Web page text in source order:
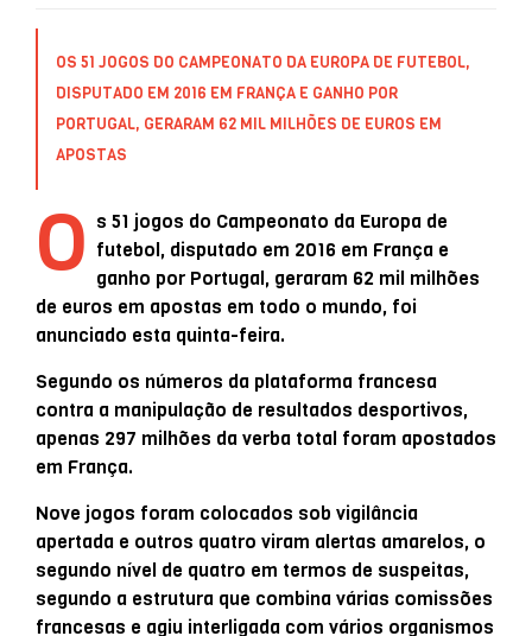
OS 51 JOGOS DO CAMPEONATO DA EUROPA DE FUTEBOL,
DISPUTADO EM 2016 EM FRANÇA E GANHO POR
PORTUGAL, GERARAM 62 MIL MILHÕES DE EUROS EM
APOSTAS
O s 51 jogos do Campeonato da Europa de
futebol, disputado em 2016 em França e
ganho por Portugal, geraram 62 mil milhões
de euros em apostas em todo o mundo, foi
anunciado esta quinta-feira.
Segundo os números da plataforma francesa
contra a manipulação de resultados desportivos,
apenas 297 milhões da verba total foram apostados
em França.
Nove jogos foram colocados sob vigilância
apertada e outros quatro viram alertas amarelos, o
segundo nível de quatro em termos de suspeitas,
segundo a estrutura que combina várias comissões
francesas e agiu interligada com vários organismos